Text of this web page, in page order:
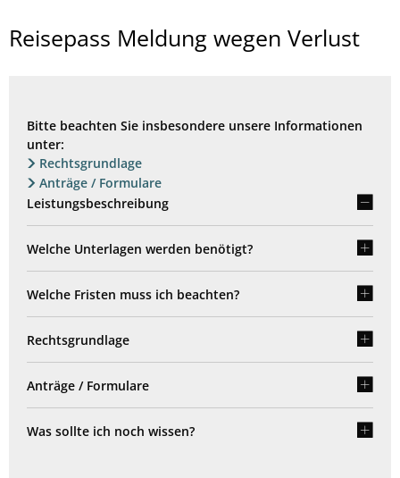
Reisepass Meldung wegen Verlust
Bitte beachten Sie insbesondere unsere Informationen
unter:
Rechtsgrundlage
Anträge / Formulare
Leistungsbeschreibung
Welche Unterlagen werden benötigt?
Welche Fristen muss ich beachten?
Rechtsgrundlage
Anträge / Formulare
Was sollte ich noch wissen?